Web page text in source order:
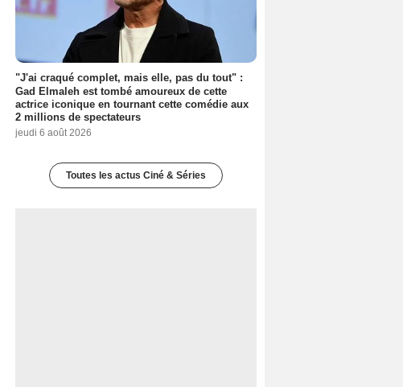
"J'ai craqué complet, mais elle, pas du tout" :
Gad Elmaleh est tombé amoureux de cette
actrice iconique en tournant cette comédie aux
2 millions de spectateurs
jeudi 6 août 2026
Toutes les actus Ciné & Séries